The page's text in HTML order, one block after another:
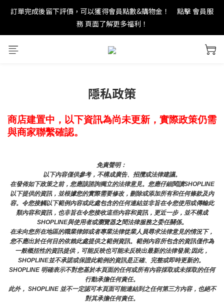
new in：火山岩擴香裝置
＊ 新舊會員登錄享有$50元購物金與免運優惠 ＊           點擊 會員服
隱私政策
商店建置中，以下資訊為尚未更新，實際政策仍需
與商家聯繫確認。
免責聲明：
以下內容僅供參考，不構成廣告、招攬或法律建議。
在發佈如下政策之前，您應該諮詢獨立的法律意見。您應仔細閱讀SHOPLINE
以下提供的資訊，並根據您的實際需要修改，刪除或添加所有和任何條款及內
容。令您接觸以下範例內容或此處包含的任何連結並非旨在令您使用或傳輸此
類內容和資訊，也非旨在令您接收這些內容和資訊，更近一步，並不構成
SHOPLINE與使用者或瀏覽器之間法律服務之委任關係。
在未向您所在地區的職業律師或者專業法律從業人員尋求法律意見的情況下，
您不應出於任何目的依賴此處提供之範例資訊。範例內容所包含的資訊僅作為
一般概括性的資訊提供，可能反映也可能未反映出最新的法律發展;因此，
SHOPLINE並不承諾或保證此範例的資訊是正確、完整或即時更新的。
SHOPLINE 明確表示不對您基於本頁面的任何或所有內容採取或未採取的任何
行動承擔任何責任。
此外， SHOPLINE 並不一定認可本頁面可能連結到之任何第三方內容，也絕不
對其承擔任何責任。